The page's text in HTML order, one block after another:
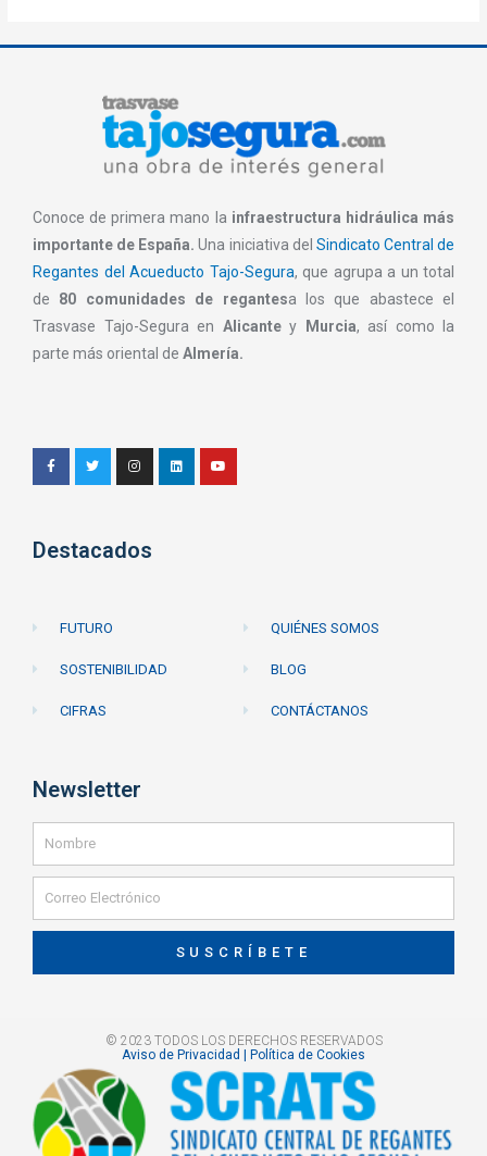
Conoce de primera mano la infraestructura hidráulica más
importante de España.Una iniciativa del Sindicato Central de
Regantes del Acueducto Tajo-Segura, que agrupa a un total
de 80 comunidades de regantesa los que abastece el
Trasvase Tajo-Segura en Alicante y Murcia, así como la
parte más oriental de Almería.
Destacados
FUTURO
SOSTENIBILIDAD
CIFRAS
QUIÉNES SOMOS
BLOG
CONTÁCTANOS
Newsletter
SUSCRÍBETE
© 2023 TODOS LOS DERECHOS RESERVADOS
Aviso de Privacidad | Política de Cookies